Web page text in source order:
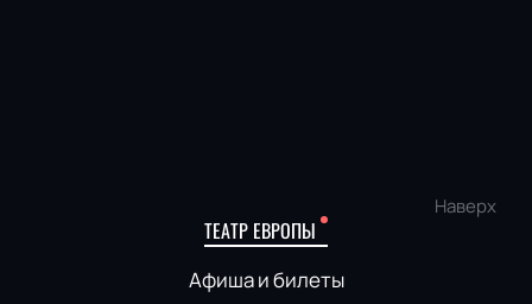
Наверх
ТЕАТР ЕВРОПЫ
Афиша и билеты